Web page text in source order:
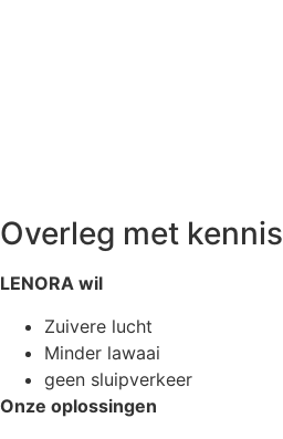
Overleg met kennis
LENORA wil
Zuivere lucht
Minder lawaai
geen sluipverkeer
Onze oplossingen